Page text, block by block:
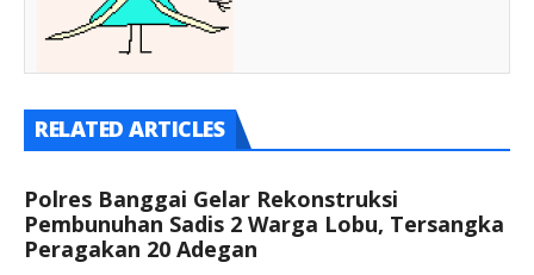
RELATED ARTICLES
Polres Banggai Gelar Rekonstruksi
Pembunuhan Sadis 2 Warga Lobu, Tersangka
Peragakan 20 Adegan